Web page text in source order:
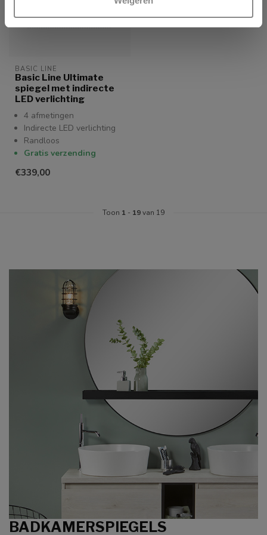
BASIC LINE
Basic Line Ultimate
spiegel met indirecte
LED verlichting
4 afmetingen
Indirecte LED verlichting
Randloos
Gratis verzending
€339,00
Toon 1 - 19van 19
BADKAMERSPIEGELS